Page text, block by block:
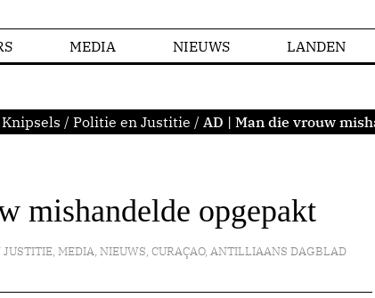
MEDIA NIEUWS LANDEN
Knipsels / Politie en Justitie / AD | Man die vrouw
mishandelde opgepakt
JUSTITIE, MEDIA, NIEUWS, CURAÇAO, ANTILLIAANS DAGBLAD